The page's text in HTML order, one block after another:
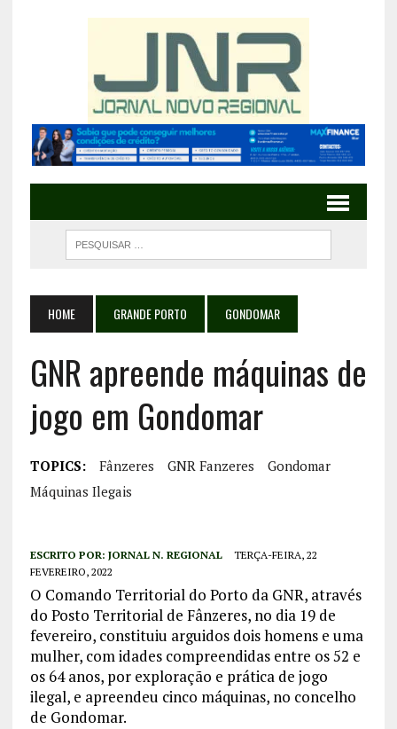
HOME GRANDE PORTO GONDOMAR
GNR apreende máquinas de
jogo em Gondomar
TOPICS: Fânzeres GNR Fanzeres
Gondomar
Máquinas Ilegais
ESCRITO POR: JORNAL N. REGIONAL
TERÇA-FEIRA, 22
FEVEREIRO, 2022
O Comando Territorial do Porto da GNR, através
do Posto Territorial de Fânzeres, no dia 19 de
fevereiro, constituiu arguidos dois homens e uma
mulher, com idades compreendidas entre os 52 e
os 64 anos, por exploração e prática de jogo
ilegal, e apreendeu cinco máquinas, no concelho
de Gondomar.